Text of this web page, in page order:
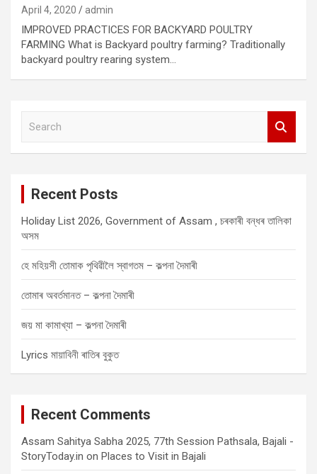
April 4, 2020 admin
IMPROVED PRACTICES FOR BACKYARD POULTRY
FARMING What is Backyard poultry farming? Traditionally
backyard poultry rearing system…
Recent Posts
Holiday List 2026, Government of Assam , চৰকাৰী বন্ধৰ তালিকা
অসম
হে মহিয়সী তোমাক পৃথিৱীলৈ স্বাগতম – কল্পনা দৈমাৰী
তোমাৰ অবৰ্তমানত – কল্পনা দৈমাৰী
জয় মা কামাখ্যা – কল্পনা দৈমাৰী
Lyrics মায়াবিনী ৰাতিৰ বুকুত
Recent Comments
Assam Sahitya Sabha 2025, 77th Session Pathsala, Bajali -
StoryToday.in on Places to Visit in Bajali